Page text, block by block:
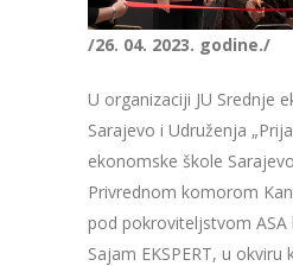
/26. 04. 2023. godine./
U organizaciji JU Srednje
Sarajevo i Udruženja
ekonomske škole
Privrednom komorom
pod pokroviteljstvom
Sajam EKSPERT, u